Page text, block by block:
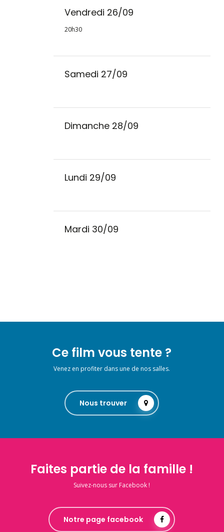
Vendredi 26/09
20h30
Samedi 27/09
Dimanche 28/09
Lundi 29/09
Mardi 30/09
Ce film vous tente ?
Venez en profiter dans une de nos salles.
Nous trouver
Faites partie de la famille !
Suivez-nous sur Facebook !
Notre page facebook